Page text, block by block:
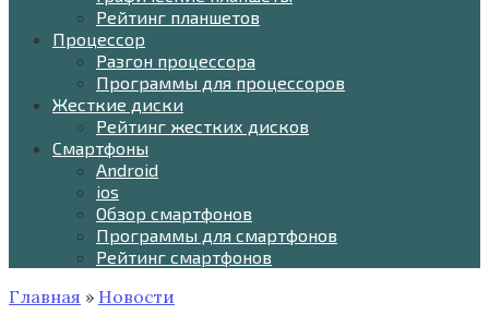
Рейтинг планшетов
Процессор
Разгон процессора
Программы для процессоров
Жесткие диски
Рейтинг жестких дисков
Смартфоны
Android
ios
Обзор смартфонов
Программы для смартфонов
Рейтинг смартфонов
Главная » Новости